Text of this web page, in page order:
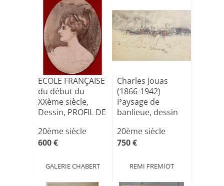
ECOLE FRANÇAISE
du début du
XXème siècle,
Dessin, PROFIL DE
20ème siècle
600 €
GALERIE CHABERT
Charles Jouas
(1866-1942)
Paysage de
banlieue, dessin
20ème siècle
750 €
REMI FREMIOT